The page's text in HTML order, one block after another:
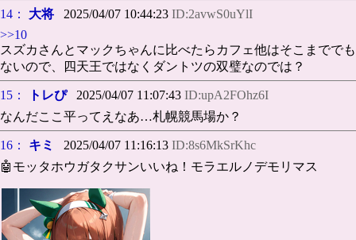
14： 大将 2025/04/07 10:44:23 ID:2avwS0uYlI
>>10
スズカさんとマックちゃんに比べたらカフェ他はそこまででも
ないので、四天王ではなくダントツの双璧なのでは？
15： トレぴ2025/04/07 11:07:43 ID:upA2FOhz6I
なんだここ平ってえなあ…札幌競馬場か？
16： キミ 2025/04/07 11:16:13 ID:8s6MkSrKhc
🤖モッタホウガタクサンいいね！モラエルノデモリマス